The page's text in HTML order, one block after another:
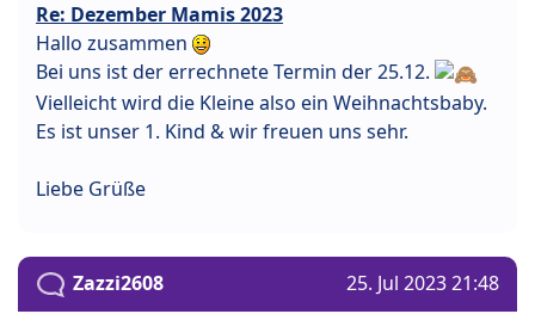
Re: Dezember Mamis 2023
Hallo zusammen
Bei uns ist der errechnete Termin der 25.12.
Vielleicht wird die Kleine also ein Weihnachtsbaby.
Es ist unser 1. Kind & wir freuen uns sehr.
Liebe Grüße
Zazzi2608 25. Jul 2023 21:48